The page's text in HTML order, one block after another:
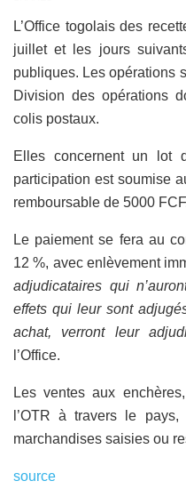
L’Office togolais des
juillet et les jours
publiques. Les opérations
Division des opérations
colis postaux.
Elles concernent un lot
participation est soumise
remboursable de 5000
Le paiement se fera au
12 %, avec enlèvement
adjudicataires qui
effets qui leur sont
achat, verront leur
l’Office.
Les ventes aux
l’OTR à travers le
marchandises saisies ou
source